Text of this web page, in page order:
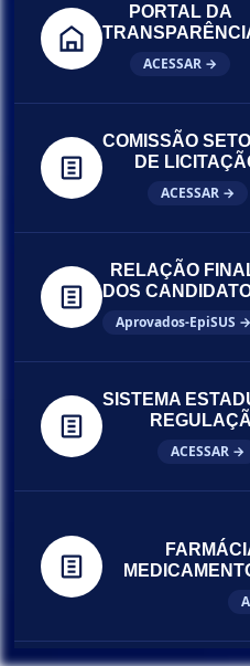
PORTAL DA
ACESSAR →
COMISSÃO
DE
ACESSAR →
RELAÇÃO
DOS
Aprovados-EpiSUS →
SISTEMA
ACESSAR →